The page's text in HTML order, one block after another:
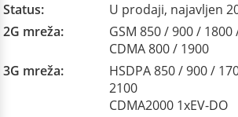
Status:
U prodaji, najavljen
2G mreža:
GSM 850 / 900 / 1800
CDMA 800 / 1900
3G mreža:
HSDPA 850 / 900 /
2100
CDMA2000 1xEV-DO